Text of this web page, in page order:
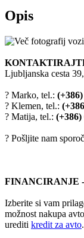
Opis
Ljubljanska cesta
? Marko, tel.:
? Klemen, tel.:
? Matija, tel.: (+386)
? Pošljite nam
FINANCIRANJE
Izberite si vam
možnost nakupa
urediti kredit za avto